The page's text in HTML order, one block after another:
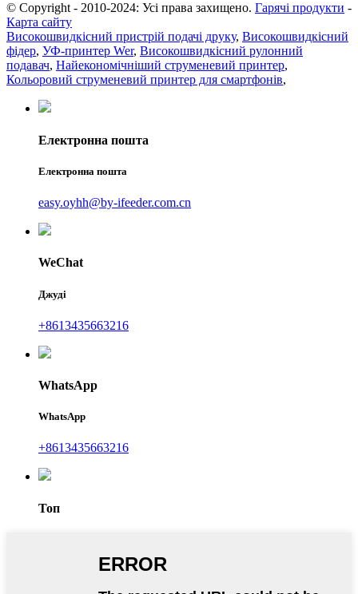
© Copyright - 2010-2024: Усі права захищено. Гарячі продукти -
Карта сайту
Високошвидкісний пристрій подачі друку, Високошвидкісний
фідер, УФ-принтер Wer, Високошвидкісний рулонний
подавач, Найекономічніший струменевий принтер,
Кольоровий струменевий принтер для смартфонів,
Електронна пошта
Електронна пошта
easy.oyhh@by-ifeeder.com.cn
WeChat
Джуді
+8613435663216
WhatsApp
WhatsApp
+8613435663216
Топ